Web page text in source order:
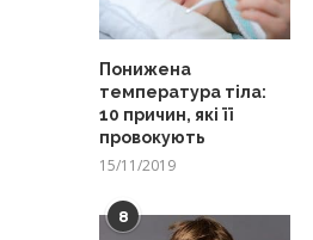
Понижена
температура тіла:
10 причин, які її
провокують
15/11/2019
8